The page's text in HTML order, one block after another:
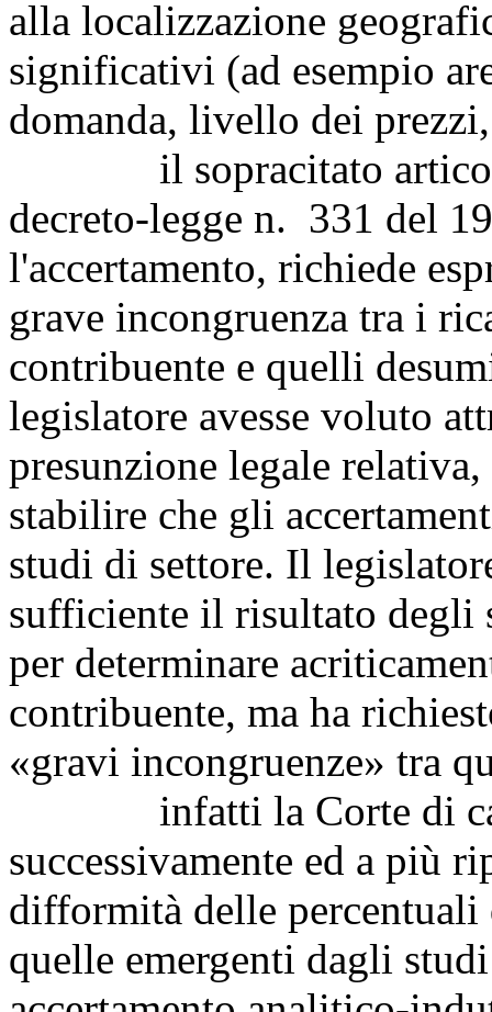
alla localizzazione
significativi (ad esempio
domanda, livello dei
il sopracitato
decreto-legge n. 331 del
l'accertamento, richiede
grave incongruenza tra i
contribuente e quelli
legislatore avesse voluto
presunzione legale
stabilire che gli
studi di settore. Il
sufficiente il risultato degli
per determinare
contribuente, ma ha
«gravi incongruenze» tra
infatti la Corte di
successivamente ed a più
difformità delle
quelle emergenti dagli